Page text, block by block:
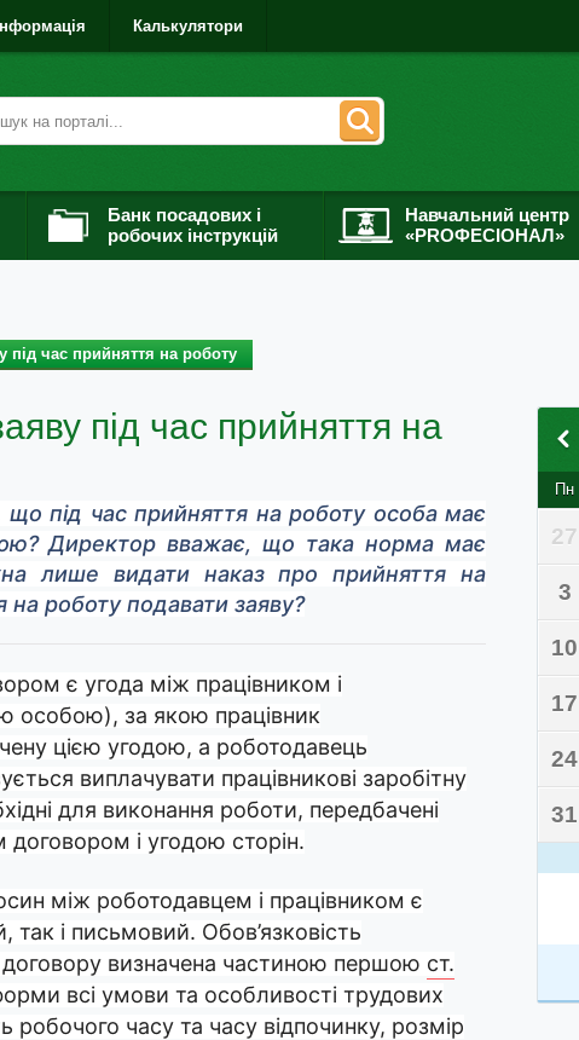
Калькулятори
Банк посадових і
робочих інструкцій
Навчальний центр
«PROФЕСІОНАЛ»
під час прийняття на роботу
під час прийняття на
під час прийняття на роботу особа має
Директор вважає, що така норма має
лише видати наказ про прийняття на
на роботу подавати заяву?
є угода між працівником і
особою), за якою працівник
цією угодою, а роботодавець
виплачувати працівникові заробітну
для виконання роботи, передбачені
і угодою сторін.
між роботодавцем і працівником є
і письмовий. Обов’язковість
визначена частиною першою ст.
всі умови та особливості трудових
робочого часу та часу відпочинку, розмір
Пн
27
3
10
17
24
31